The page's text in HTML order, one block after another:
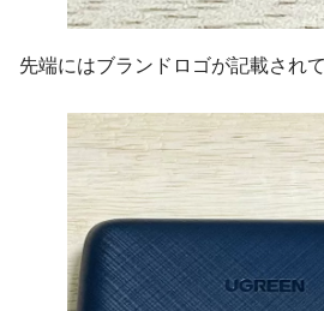
先端にはブランドロゴが記載され